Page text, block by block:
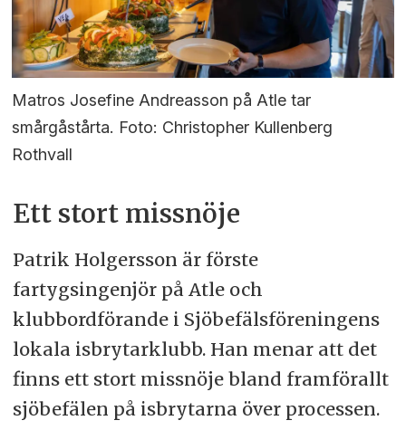
Matros Josefine Andreasson på Atle tar
smårgåstårta. Foto: Christopher Kullenberg
Rothvall
Ett stort missnöje
Patrik Holgersson är förste
fartygsingenjör på Atle och
klubbordförande i Sjöbefälsföreningens
lokala isbrytarklubb. Han menar att det
finns ett stort missnöje bland framförallt
sjöbefälen på isbrytarna över processen.